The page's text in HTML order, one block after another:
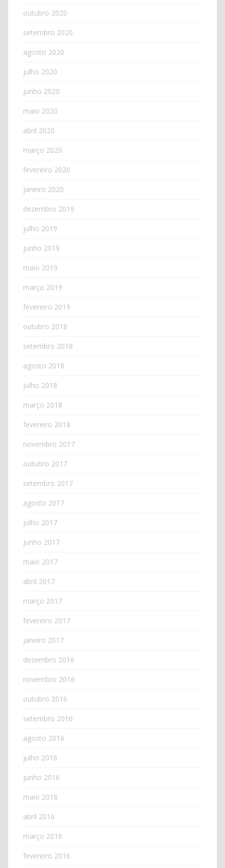
outubro 2020
setembro 2020
agosto 2020
julho 2020
junho 2020
maio 2020
abril 2020
março 2020
fevereiro 2020
janeiro 2020
dezembro 2019
julho 2019
junho 2019
maio 2019
março 2019
fevereiro 2019
outubro 2018
setembro 2018
agosto 2018
julho 2018
março 2018
fevereiro 2018
novembro 2017
outubro 2017
setembro 2017
agosto 2017
julho 2017
junho 2017
maio 2017
abril 2017
março 2017
fevereiro 2017
janeiro 2017
dezembro 2016
novembro 2016
outubro 2016
setembro 2016
agosto 2016
julho 2016
junho 2016
maio 2016
abril 2016
março 2016
fevereiro 2016